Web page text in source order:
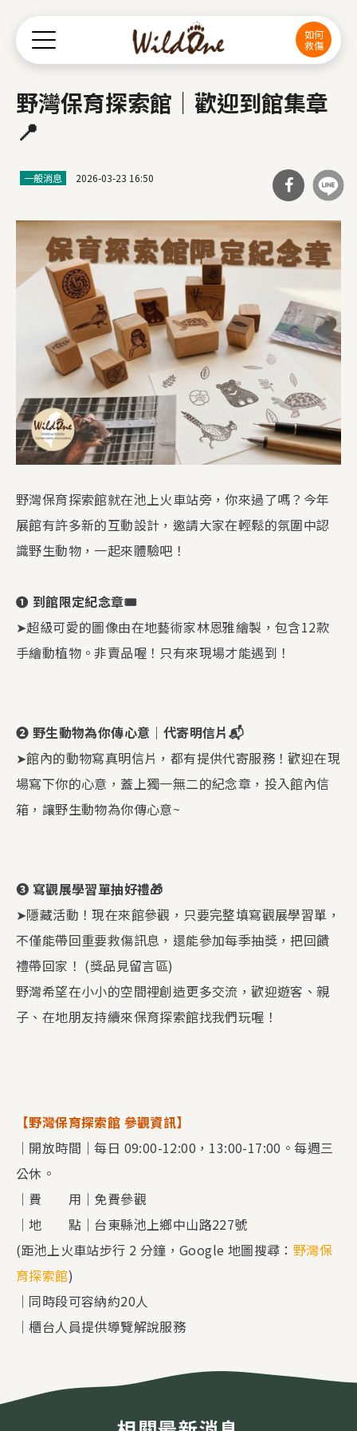
野灣保育探索館｜歡迎到館集章
📍
一般消息 2026-03-23 16:50
分享
到Fa
ok
野灣保育探索館就在池上火車站旁，你來過了嗎？今年
展館有許多新的互動設計，邀請大家在輕鬆的氛圍中認
識野生動物，一起來體驗吧！
❶ 到館限定紀念章🎟️
➤超級可愛的圖像由在地藝術家林恩雅繪製，包含12款
手繪動植物。非賣品喔！只有來現場才能遇到！
❷ 野生動物為你傳心意｜代寄明信片📬
➤館內的動物寫真明信片，都有提供代寄服務！歡迎在現
場寫下你的心意，蓋上獨一無二的紀念章，投入館內信
箱，讓野生動物為你傳心意~
❸ 寫觀展學習單抽好禮🎁
➤隱藏活動！現在來館參觀，只要完整填寫觀展學習單，
不僅能帶回重要救傷訊息，還能參加每季抽獎，把回饋
禮帶回家！ (獎品見留言區)
野灣希望在小小的空間裡創造更多交流，歡迎遊客、親
子、在地朋友持續來保育探索館找我們玩喔！󠀠
【野灣保育探索館 參觀資訊】
｜開放時間｜每日 09:00-12:00，13:00-17:00。每週三
公休。
｜費 用｜免費參觀
｜地 點｜台東縣池上鄉中山路227號
(距池上火車站步行 2 分鐘，Google 地圖搜尋： 野灣保
育探索館)
｜同時段可容納約20人
｜櫃台人員提供導覽解說服務
如何
救傷